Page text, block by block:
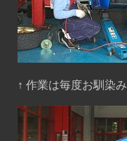
↑ 作業は毎度お馴染み